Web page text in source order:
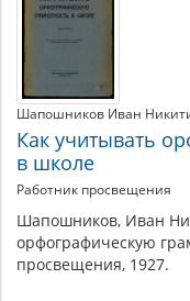
Шапошников Иван
Как учитывать
в школе
Работник просвещения
Шапошников, Иван
орфографическую
просвещения, 1927.